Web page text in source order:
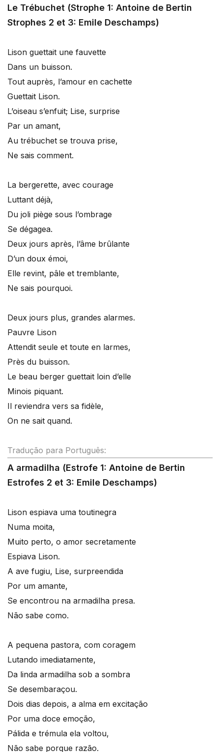
Le Trébuchet (Strophe 1: Antoine de Bertin
Strophes 2 et 3: Emile Deschamps)
Lison guettait une fauvette
Dans un buisson.
Tout auprès, l’amour en cachette
Guettait Lison.
L’oiseau s’enfuit; Lise, surprise
Par un amant,
Au trébuchet se trouva prise,
Ne sais comment.
La bergerette, avec courage
Luttant déjà,
Du joli piège sous l’ombrage
Se dégagea.
Deux jours après, l’âme brûlante
D’un doux émoi,
Elle revint, pâle et tremblante,
Ne sais pourquoi.
Deux jours plus, grandes alarmes.
Pauvre Lison
Attendit seule et toute en larmes,
Près du buisson.
Le beau berger guettait loin d’elle
Minois piquant.
Il reviendra vers sa fidèle,
On ne sait quand.
Tradução para Português:
A armadilha (Estrofe 1: Antoine de Bertin
Estrofes 2 et 3: Emile Deschamps)
Lison espiava uma toutinegra
Numa moita,
Muito perto, o amor secretamente
Espiava Lison.
A ave fugiu, Lise, surpreendida
Por um amante,
Se encontrou na armadilha presa.
Não sabe como.
A pequena pastora, com coragem
Lutando imediatamente,
Da linda armadilha sob a sombra
Se desembaraçou.
Dois dias depois, a alma em excitação
Por uma doce emoção,
Pálida e trémula ela voltou,
Não sabe porque razão.